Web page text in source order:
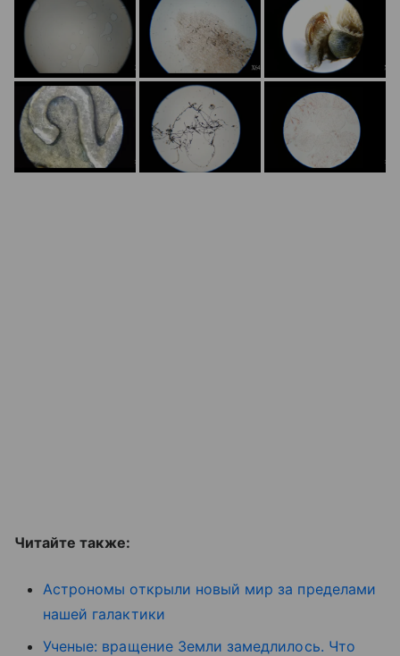
Читайте также:
Астрономы открыли новый мир за пределами
нашей галактики
Ученые: вращение Земли замедлилось. Что